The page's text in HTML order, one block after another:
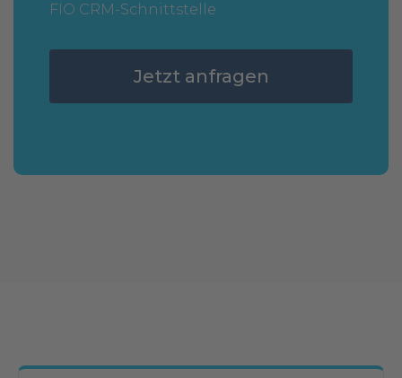
FIO CRM-Schnittstelle
Jetzt anfragen